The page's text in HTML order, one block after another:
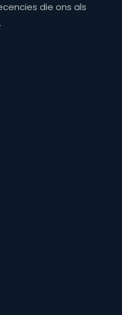
die ons als